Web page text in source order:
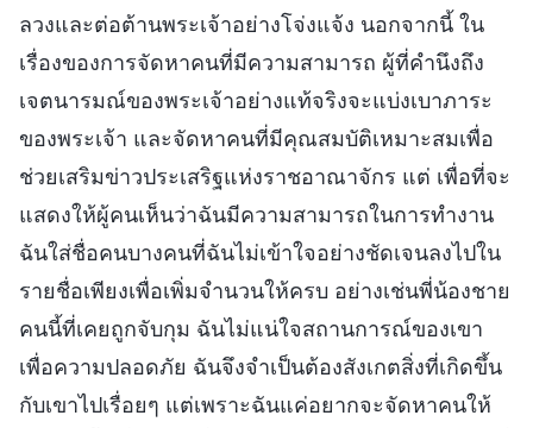
ลวงและต่อต้านพระเจ้าอย่างโจ่งแจ้ง นอกจากนี้ ใน
เรื่องของการจัดหาคนที่มีความสามารถ ผู้ที่คำนึงถึง
เจตนารมณ์ของพระเจ้าอย่างแท้จริงจะแบ่งเบาภาระ
ของพระเจ้า และจัดหาคนที่มีคุณสมบัติเหมาะสมเพื่อ
ช่วยเสริมข่าวประเสริฐแห่งราชอาณาจักร แต่ เพื่อที่จะ
แสดงให้ผู้คนเห็นว่าฉันมีความสามารถในการทำงาน
ฉันใส่ชื่อคนบางคนที่ฉันไม่เข้าใจอย่างชัดเจนลงไปใน
รายชื่อเพียงเพื่อเพิ่มจำนวนให้ครบ อย่างเช่นพี่น้องชาย
คนนี้ที่เคยถูกจับกุม ฉันไม่แน่ใจสถานการณ์ของเขา
เพื่อความปลอดภัย ฉันจึงจำเป็นต้องสังเกตสิ่งที่เกิดขึ้น
กับเขาไปเรื่อยๆ แต่เพราะฉันแค่อยากจะจัดหาคนให้